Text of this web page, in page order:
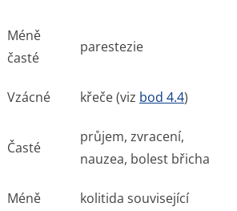
Méně
časté
parestezie
Vzácné křeče (viz bod 4.4)
Časté
průjem, zvracení,
nauzea, bolest břicha
Méně
kolitida související